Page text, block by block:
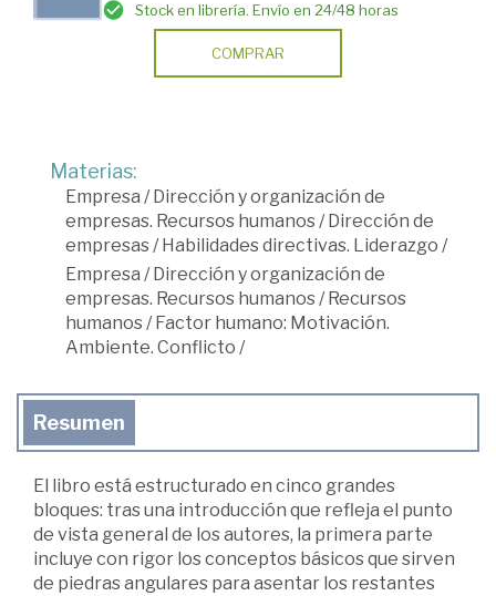
Stock en librería. Envío en 24/48 horas
COMPRAR
Materias:
Empresa / Dirección y organización de
empresas. Recursos humanos/ Dirección de
empresas/ Habilidades directivas. Liderazgo /
Empresa / Dirección y organización de
empresas. Recursos humanos/ Recursos
humanos/ Factor humano: Motivación.
Ambiente. Conflicto /
Resumen
El libro está estructurado en cinco grandes
bloques: tras una introducción que refleja el punto
de vista general de los autores, la primera parte
incluye con rigor los conceptos básicos que sirven
de piedras angulares para asentar los restantes